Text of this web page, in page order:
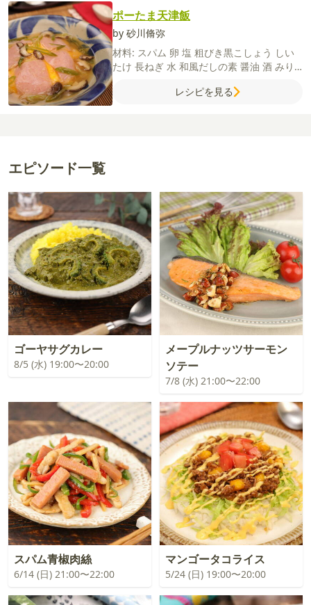
ポーたま天津飯
by 砂川脩弥
材料: スパム 卵 塩 粗びき黒こしょう しい
たけ 長ねぎ 水 和風だしの素 醤油 酒 みり
レシピを見る
エピソード一覧
ゴーヤサグカレー
8/5 (水) 19:00〜20:00
メープルナッツサーモン
ソテー
7/8 (水) 21:00〜22:00
スパム青椒肉絲
6/14 (日) 21:00〜22:00
マンゴータコライス
5/24 (日) 19:00〜20:00